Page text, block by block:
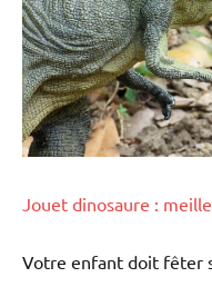
Jouet dinosaure :
Votre enfant doit fêter